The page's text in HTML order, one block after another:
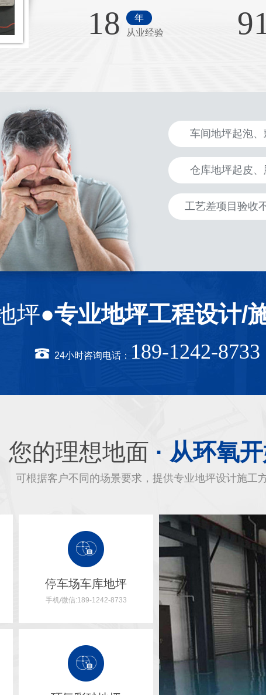
18
年
从业经验
车间地坪起泡、
仓库地坪起皮、
工艺差项目验收
坪●专业地坪工程设计/
24小时咨询电话： 189-1242-8733
您的理想地面 · 从环氧
可根据客户不同的场景要求，提供专业地坪设计施工
停车场车库地坪
手机/微信:189-1242-8733